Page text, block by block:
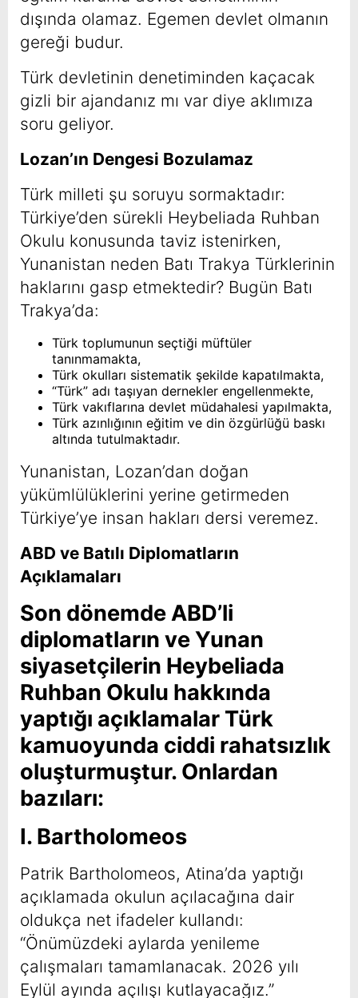
dışında olamaz. Egemen devlet olmanın
gereği budur.
Türk devletinin denetiminden kaçacak
gizli bir ajandanız mı var diye aklımıza
soru geliyor.
Lozan’ın Dengesi Bozulamaz
Türk milleti şu soruyu sormaktadır:
Türkiye’den sürekli Heybeliada Ruhban
Okulu konusunda taviz istenirken,
Yunanistan neden Batı Trakya Türklerinin
haklarını gasp etmektedir? Bugün Batı
Trakya’da:
Türk toplumunun seçtiği müftüler
tanınmamakta,
Türk okulları sistematik şekilde kapatılmakta,
“Türk” adı taşıyan dernekler engellenmekte,
Türk vakıflarına devlet müdahalesi yapılmakta,
Türk azınlığının eğitim ve din özgürlüğü baskı
altında tutulmaktadır.
Yunanistan, Lozan’dan doğan
yükümlülüklerini yerine getirmeden
Türkiye’ye insan hakları dersi veremez.
ABD ve Batılı Diplomatların
Açıklamaları
Son dönemde ABD’li
diplomatların ve Yunan
siyasetçilerin Heybeliada
Ruhban Okulu hakkında
yaptığı açıklamalar Türk
kamuoyunda ciddi rahatsızlık
oluşturmuştur. Onlardan
bazıları:
I. Bartholomeos
Patrik Bartholomeos, Atina’da yaptığı
açıklamada okulun açılacağına dair
oldukça net ifadeler kullandı:
“Önümüzdeki aylarda yenileme
çalışmaları tamamlanacak. 2026 yılı
Eylül ayında açılışı kutlayacağız.”